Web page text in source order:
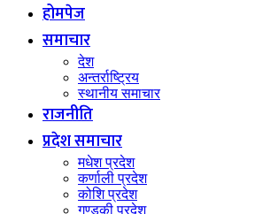
होमपेज
समाचार
देश
अन्तर्राष्ट्रिय
स्थानीय समाचार
राजनीति
प्रदेश समाचार
मधेश प्रदेश
कर्णाली प्रदेश
कोशि प्रदेश
गण्डकी प्रदेश